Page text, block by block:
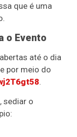
que é uma
o Evento
até o dia
por meio do
.
, sediar o